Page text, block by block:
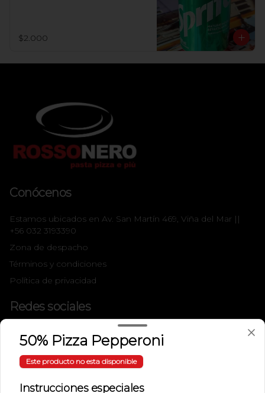
$2.000
Conócenos
Estamos ubicados en Av. San Martín 469, Viña del Mar ||
+56 032 3193390
Zona de despacho
Términos y condiciones
Política de privacidad
Redes sociales
Instagram
Facebook
Mi cuenta
50% Pizza Pepperoni
Este producto no esta disponible
Instrucciones especiales